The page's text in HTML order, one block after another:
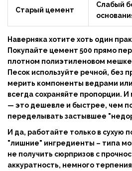
Старый цемент
Слабый
Наверняка хотите хоть один
Покупайте цемент 500 прямо
плотном полиэтиленовом мешке
Песок используйте речной, без
мерить компоненты ведрами
всегда сохраняйте пропорции.
— это дешевле и быстрее, чем
переделывать застывшее
И да, работайте только в сухую
"лишние" ингредиенты – типа
не получить сюрпризов с
аккуратность, немного